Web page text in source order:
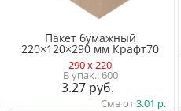
Пакет бумажный
220×120×290 мм Крафт70
290 x 220
600
3.27
Смв от3.01